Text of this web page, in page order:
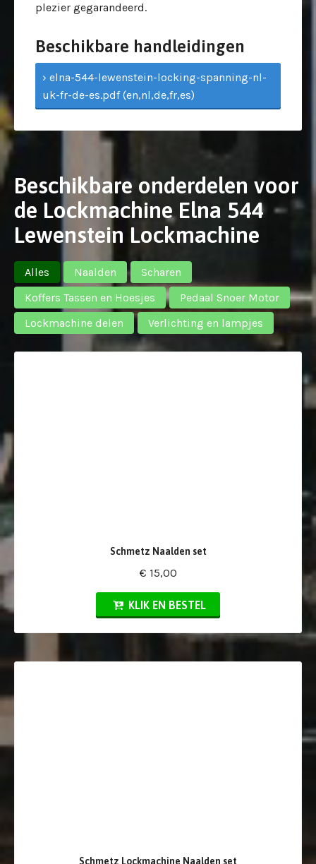
plezier gegarandeerd.
Beschikbare handleidingen
› elna-544-lewenstein-locking-spanning-nl-
uk-fr-de-es.pdf (en,nl,de,fr,es)
Beschikbare onderdelen voor
de Lockmachine Elna 544
Lewenstein Lockmachine
Alles Naalden
Scharen
Koffers Tassen en Hoesjes
Pedaal Snoer Motor
Lockmachine delen
Verlichting en lampjes
Schmetz Naalden set
€ 15,00
KLIK EN BESTEL
Schmetz Lockmachine Naalden set